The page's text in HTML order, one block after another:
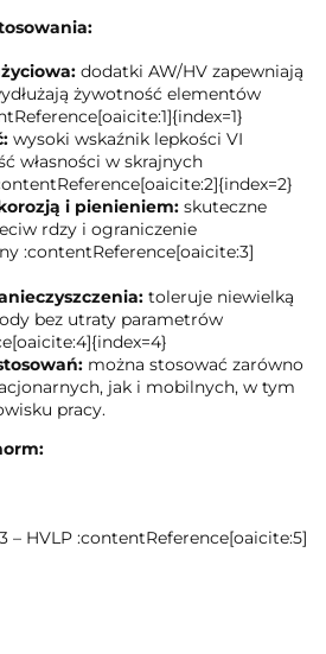
dodatki AW/HV zapewniają
żywotność elementów
wysoki wskaźnik lepkości VI
własności w skrajnych
i pienieniem: skuteczne
rdzy i ograniczenie
:contentReference[oaicite:3]
toleruje niewielką
bez utraty parametrów
można stosować zarówno
jak i mobilnych, w tym
pracy.
– HVLP :contentReference[oaicite:5]